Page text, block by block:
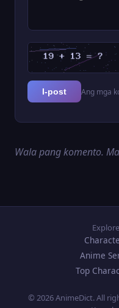
I-post Ang mga
Wala pang komento.
Explore
Anime
Top
© 2026 AnimeDict. All